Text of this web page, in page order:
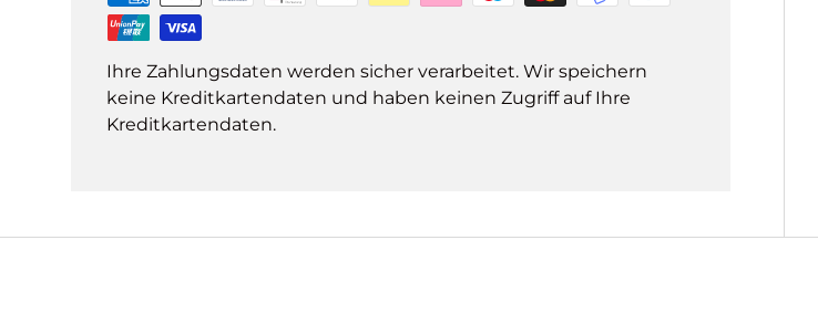
Ihre Zahlungsdaten werden sicher verarbeitet. Wir speichern
keine Kreditkartendaten und haben keinen Zugriff auf Ihre
Kreditkartendaten.